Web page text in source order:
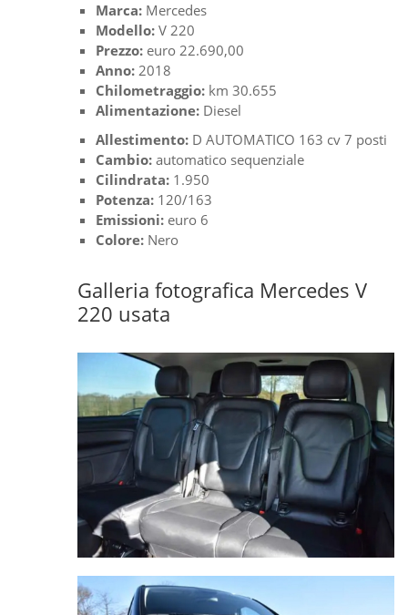
Marca: Mercedes
Modello: V 220
Prezzo: euro 22.690,00
Anno: 2018
Chilometraggio: km 30.655
Alimentazione: Diesel
Allestimento: D AUTOMATICO 163 cv 7 posti
Cambio: automatico sequenziale
Cilindrata: 1.950
Potenza: 120/163
Emissioni: euro 6
Colore: Nero
Galleria fotografica Mercedes V
220 usata